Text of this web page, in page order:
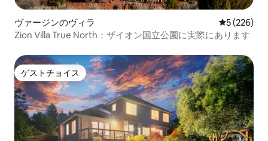
ヴァージンのヴィラ レビュー
5 (226)
Zion Villa True North：ザイオン国立公園に実際にあります
ゲストチョイス
ゲストチョイス